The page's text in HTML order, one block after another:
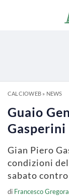
CALCIOWEB» NEWS
Guaio
Gian Piero
condizioni
sabato
di Francesco